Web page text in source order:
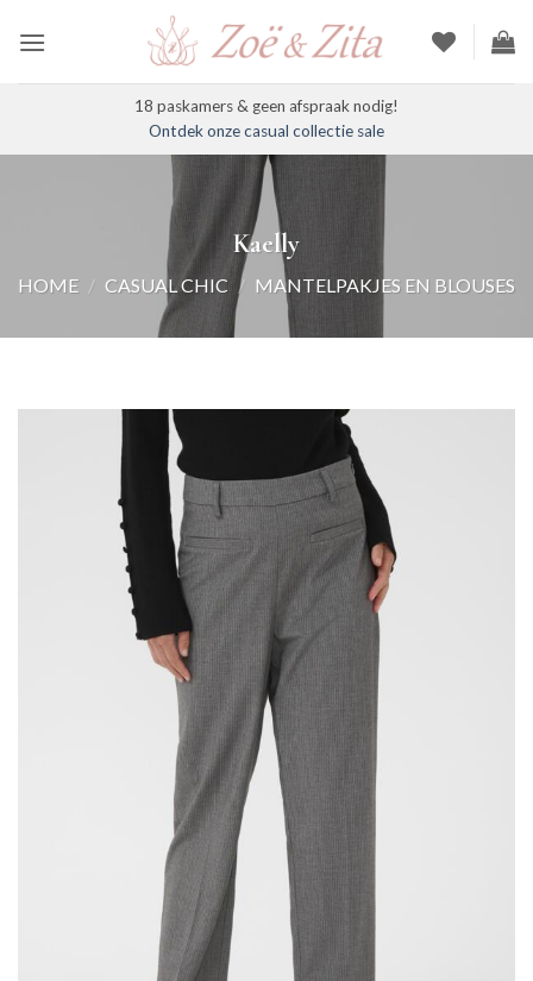
naar
18 paskamers & geen afspraak nodig!
Ontdek onze casual collectie sale
Kaelly
HOME / CASUAL CHIC / MANTELPAKJES EN BLOUSES